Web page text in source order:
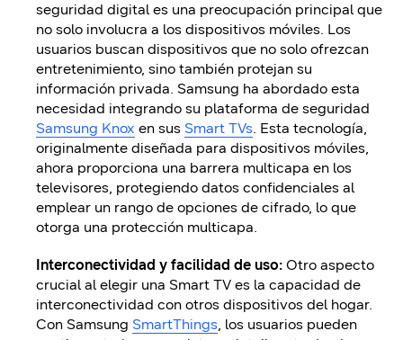
seguridad digital es una preocupación principal que
no solo involucra a los dispositivos móviles. Los
usuarios buscan dispositivos que no solo ofrezcan
entretenimiento, sino también protejan su
información privada. Samsung ha abordado esta
necesidad integrando su plataforma de seguridad
Samsung Knox en sus Smart TVs. Esta tecnología,
originalmente diseñada para dispositivos móviles,
ahora proporciona una barrera multicapa en los
televisores, protegiendo datos confidenciales al
emplear un rango de opciones de cifrado, lo que
otorga una protección multicapa.
Interconectividad y facilidad de uso: Otro aspecto
crucial al elegir una Smart TV es la capacidad de
interconectividad con otros dispositivos del hogar.
Con Samsung SmartThings, los usuarios pueden